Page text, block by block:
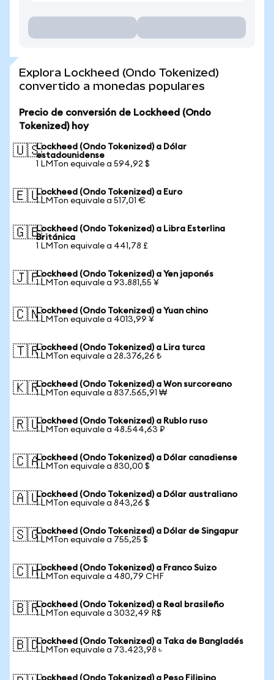
Explora Lockheed (Ondo Tokenized)
convertido a monedas populares
Precio de conversión de Lockheed (Ondo
Tokenized) hoy
🇺🇸Lockheed (Ondo Tokenized) a Dólar
estadounidense
1 LMTon equivale a 594,92 $
🇪🇺Lockheed (Ondo Tokenized) a Euro
1 LMTon equivale a 517,01 €
🇬🇧Lockheed (Ondo Tokenized) a Libra Esterlina
Británica
1 LMTon equivale a 441,78 £
🇯🇵Lockheed (Ondo Tokenized) a Yen japonés
1 LMTon equivale a 93.881,55 ¥
🇨🇳Lockheed (Ondo Tokenized) a Yuan chino
1 LMTon equivale a 4013,99 ¥
🇹🇷Lockheed (Ondo Tokenized) a Lira turca
1 LMTon equivale a 28.376,26 ₺
🇰🇷Lockheed (Ondo Tokenized) a Won surcoreano
1 LMTon equivale a 837.565,91 ₩
🇷🇺Lockheed (Ondo Tokenized) a Rublo ruso
1 LMTon equivale a 48.544,63 ₽
🇨🇦Lockheed (Ondo Tokenized) a Dólar canadiense
1 LMTon equivale a 830,00 $
🇦🇺Lockheed (Ondo Tokenized) a Dólar australiano
1 LMTon equivale a 843,26 $
🇸🇬Lockheed (Ondo Tokenized) a Dólar de Singapur
1 LMTon equivale a 755,25 $
🇨🇭Lockheed (Ondo Tokenized) a Franco Suizo
1 LMTon equivale a 480,79 CHF
🇧🇷Lockheed (Ondo Tokenized) a Real brasileño
1 LMTon equivale a 3032,49 R$
🇧🇩Lockheed (Ondo Tokenized) a Taka de Bangladés
1 LMTon equivale a 73.423,98 ৳
Lockheed (Ondo Tokenized) a Peso Filipino